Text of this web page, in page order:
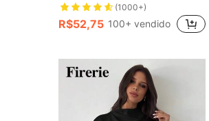
(1000+)
R$52,75 100+ vendido